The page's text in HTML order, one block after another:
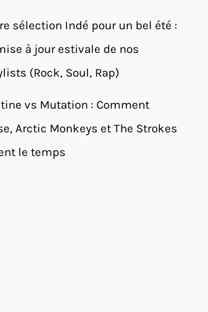
sélection Indé pour un bel été :
à jour estivale de nos
(Rock, Soul, Rap)
vs Mutation : Comment
Arctic Monkeys et The Strokes
le temps